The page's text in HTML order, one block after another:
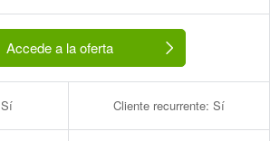
Accede a la oferta
Sí Cliente recurrente: Sí